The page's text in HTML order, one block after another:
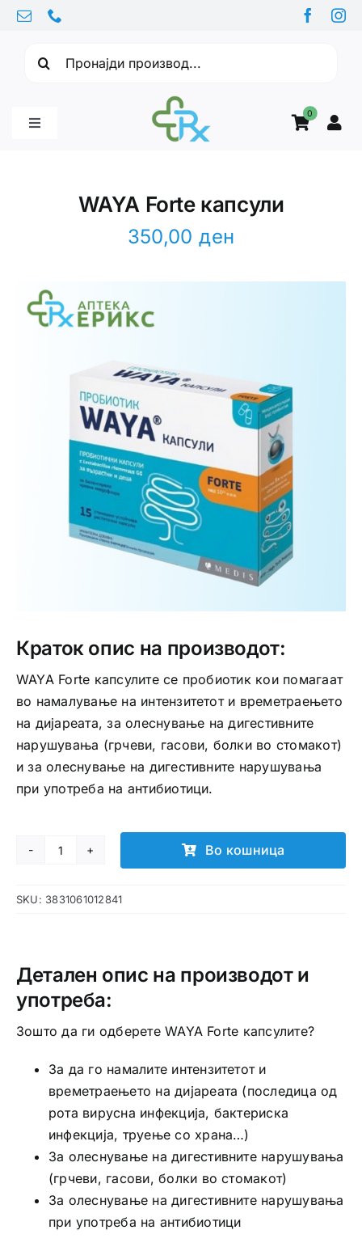
Skip
content
0
Toggle
Интимно здравје
Лична хигиена
Медицински апрати
Нега на кожа
WAYA Forte капсули
350,00ден
Краток опис на производот:
WAYA Forte капсулите се пробиотик кои помагаат
во намалување на интензитетот и времетраењето
на дијареата, за олеснување на дигестивните
нарушувања (грчеви, гасови, болки во стомакот)
и за олеснување на дигестивните нарушувања
при употреба на антибиотици.
WAYA Forte
количина
Во кошница
SKU: 3831061012841
Детален опис на производот и
употреба:
Зошто да ги одберете WAYA Forte капсулите?
За да го намалите интензитетот и
времетраењето на дијареата (последица од
рота вирусна инфекција, бактериска
инфекција, труење со храна…)
За олеснување на дигестивните нарушувања
(грчеви, гасови, болки во стомакот)
За олеснување на дигестивните нарушувања
при употреба на антибиотици